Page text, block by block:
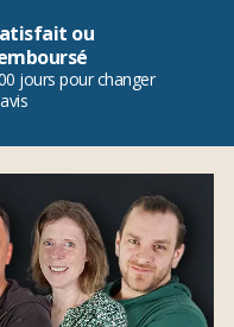
ou
jours pour changer